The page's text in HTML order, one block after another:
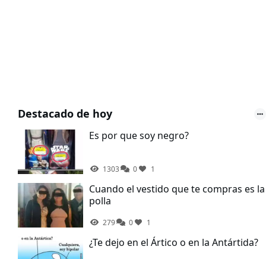
Destacado de hoy
Es por que soy negro?
1303 0 1
Cuando el vestido que te compras es la
polla
279 0 1
¿Te dejo en el Ártico o en la Antártida?